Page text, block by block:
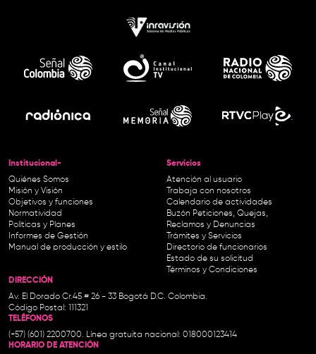
Institucional-
Quiénes Somos
Misión y Visión
Objetivos y funciones
Normatividad
Políticas y Planes
Informes de Gestión
Manual de producción y estilo
Servicios
Atención al usuario
Trabaja con nosotros
Calendario de actividades
Buzón Peticiones, Quejas,
Reclamos y Denuncias
Trámites y Servicios
Directorio de funcionarios
Estado de su solicitud
Términos y Condiciones
DIRECCIÓN
Av. El Dorado Cr.45 # 26 - 33 Bogotá D.C. Colombia.
Código Postal: 111321
TELÉFONOS
(+57) (601) 2200700. Línea gratuita nacional: 018000123414
HORARIO DE ATENCIÓN